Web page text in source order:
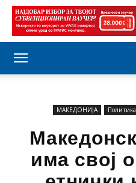
МАКЕДОНИЈА Политика
има свој